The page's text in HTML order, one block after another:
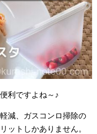
利ですよね～♪
減、ガスコンロ掃除の
ットしかありません。